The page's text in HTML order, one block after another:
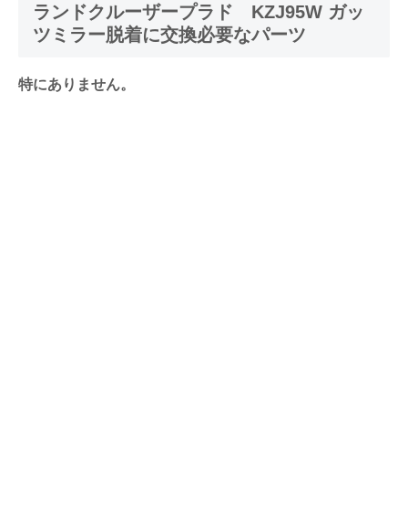
ランドクルーザープラド KZJ95W ガッ
ツミラー脱着に交換必要なパーツ
特にありません。